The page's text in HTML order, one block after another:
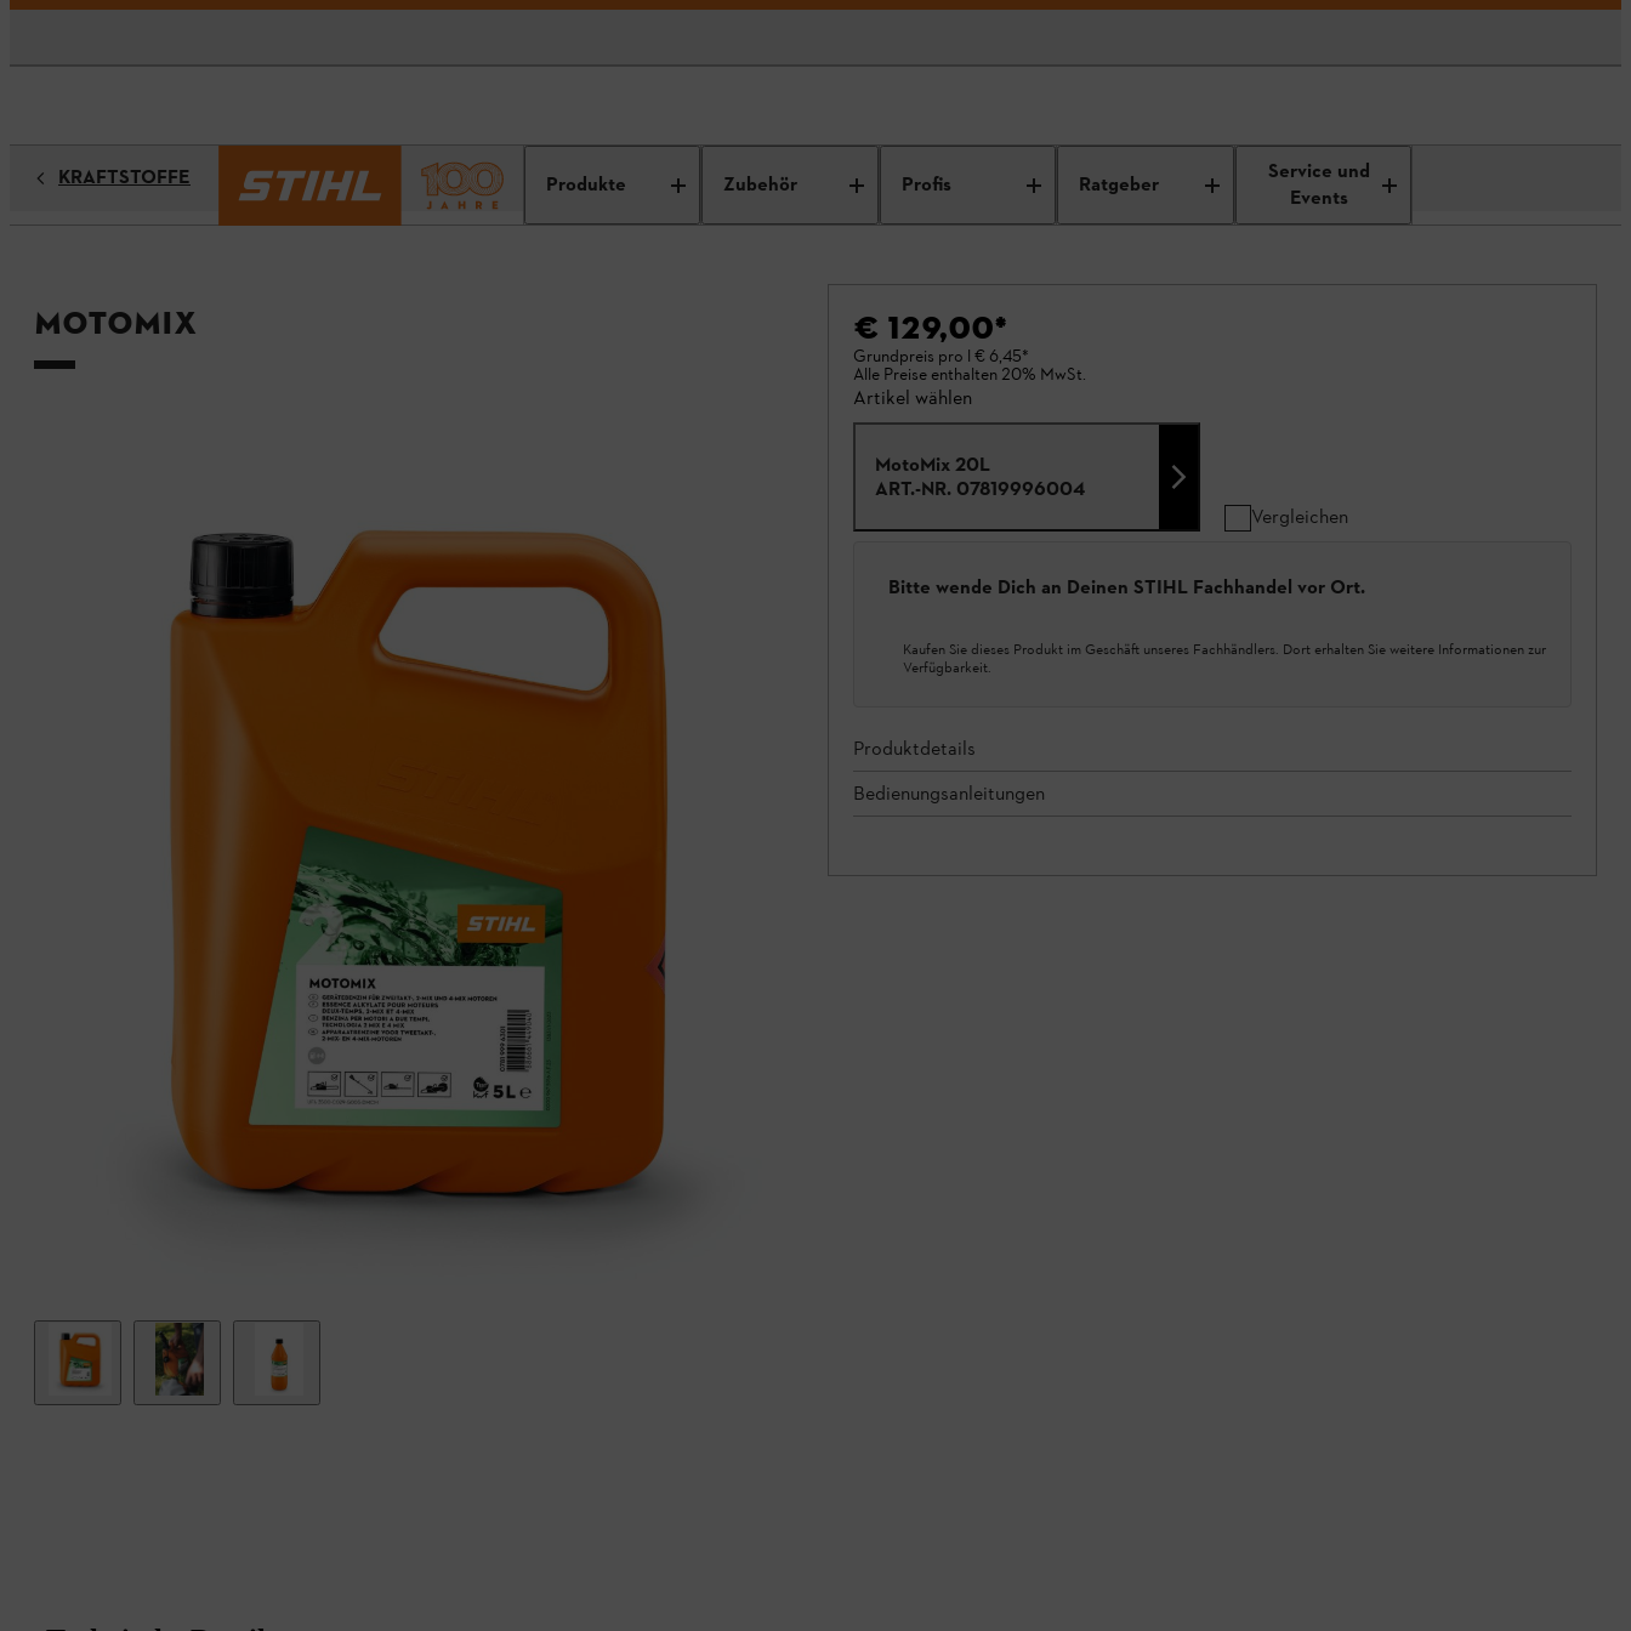
Produkte Zubehör Profis Ratgeber
Service und
Events
KRAFTSTOFFE
MotoMix € 129,00*
Grundpreis pro l € 6,45*
Alle Preise enthalten 20% MwSt.
Artikel wählen
MotoMix 20L
ART.-NR. 07819996004
Vergleichen
Bitte wende Dich an Deinen STIHL Fachhandel vor Ort.
Kaufen Sie dieses Produkt im Geschäft unseres Fachhändlers. Dort erhalten Sie weitere Informationen zur
Verfügbarkeit.
Produktdetails
Bedienungsanleitungen